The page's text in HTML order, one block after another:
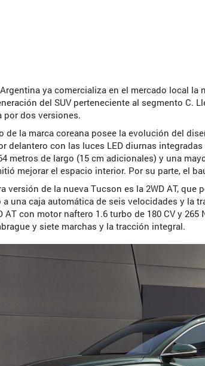
ya comercializa en el mercado local la
del SUV perteneciente al segmento C.
por dos versiones.
de la marca coreana posee la evolución del
delantero con las luces LED diurnas
metros de largo (15 cm adicionales) y una
mejorar el espacio interior. Por su parte, el
versión de la nueva Tucson es la 2WD AT, que
a una caja automática de seis velocidades y la
AT con motor naftero 1.6 turbo de 180 CV y
y siete marchas y la tracción integral.